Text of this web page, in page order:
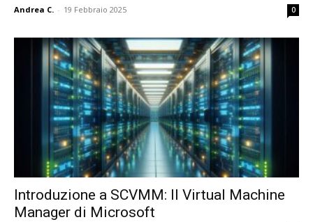
Andrea C. - 19 Febbraio 2025 0
Introduzione a SCVMM: Il Virtual Machine
Manager di Microsoft